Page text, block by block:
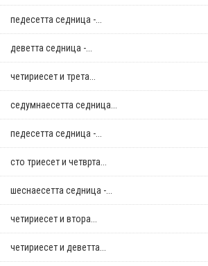
педесетта седница -...
деветта седница -...
четириесет и трета...
седумнаесетта седница...
педесетта седница -...
сто триесет и четврта...
шеснаесетта седница -...
четириесет и втора...
четириесет и деветта...